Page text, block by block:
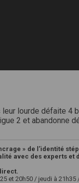
lourde défaite 4
2 et abandonne
» de l’identité
avec des experts et
et 20h50 / jeudi à 21h35